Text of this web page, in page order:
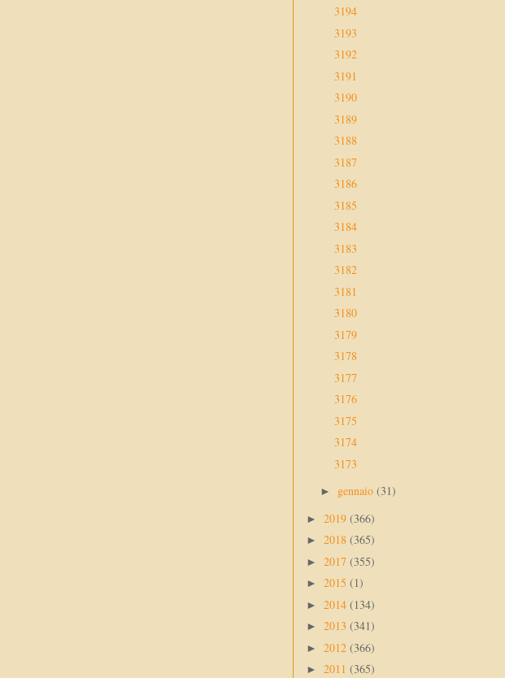
3194
3193
3192
3191
3190
3189
3188
3187
3186
3185
3184
3183
3182
3181
3180
3179
3178
3177
3176
3175
3174
3173
► gennaio (31)
► 2019 (366)
► 2018 (365)
► 2017 (355)
► 2015 (1)
► 2014 (134)
► 2013 (341)
► 2012 (366)
► 2011 (365)